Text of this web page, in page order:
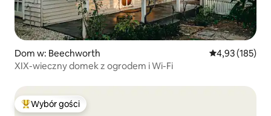
Dom w: Beechworth Średnia
4,93 (185)
XIX-wieczny domek z ogrodem i Wi-Fi
Najpopularniejsze z kategorii Wybór gości
Wybór gości